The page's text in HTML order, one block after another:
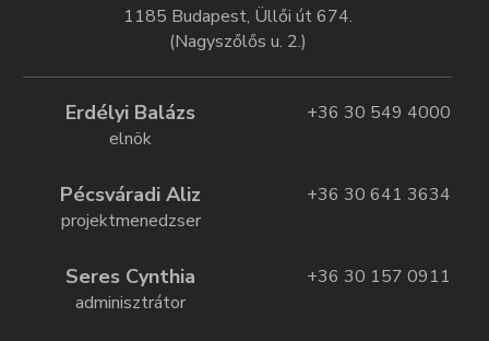
1185 Budapest, Üllői út 674.
(Nagyszőlős u. 2.)
Erdélyi Balázs
elnök
+36 30 549 4000
Pécsváradi Aliz
projektmenedzser
+36 30 641 3634
Seres Cynthia
adminisztrátor
+36 30 157 0911